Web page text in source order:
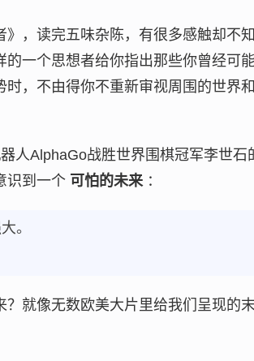
，读完五味杂陈，有很多感触却不
一个思想者给你指出那些你曾经可
，不由得你不重新审视周围的世界
人AlphaGo战胜世界围棋冠军李世石
识到一个 可怕的未来：
。
就像无数欧美大片里给我们呈现的